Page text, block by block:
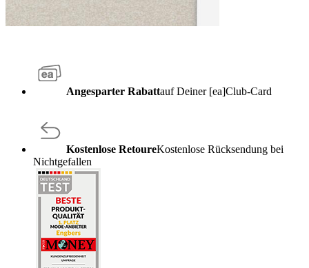
Angesparter Rabattauf Deiner [ea]Club-Card
Kostenlose RetoureKostenlose Rücksendung bei
Nichtgefallen